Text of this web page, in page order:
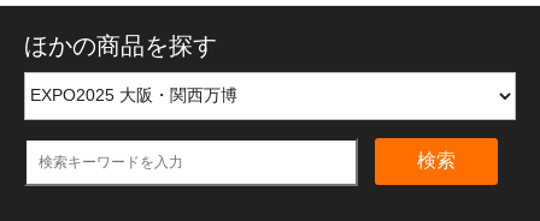
ほかの商品を探す
検索